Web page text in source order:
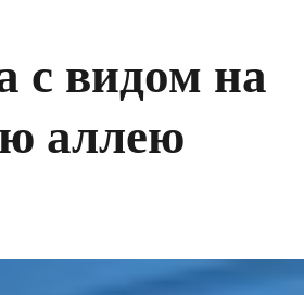
с видом на
аллею